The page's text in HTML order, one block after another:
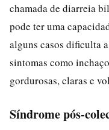
chamada de diarreia
pode ter uma
alguns casos dificulta
sintomas como
gordurosas, claras e
Síndrome pós-